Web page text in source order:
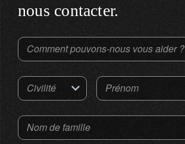
nous contacter.
Comment pouvons-nous vous aider ?
Civilité Prénom
Nom de famille